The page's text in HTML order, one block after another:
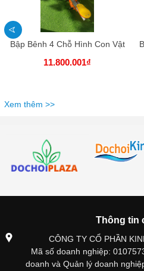
Bập Bênh 4 Chỗ Hình Con Vật
11.800.001₫
Xem thêm >>
Thông tin
CÔNG TY CỔ PHẦN
Mã số doanh nghiệp:
doanh và Quản lý doanh